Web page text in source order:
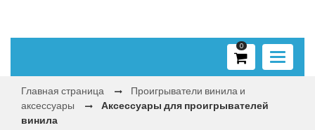
Toggle
0
Главная страница
Проигрыватели винила и
аксессуары
Аксессуары для проигрывателей
винила